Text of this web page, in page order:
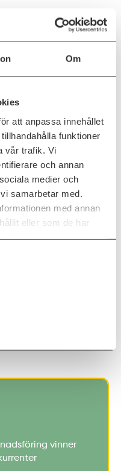
Om
att anpassa innehållet
funktioner
vår trafik. Vi
och annan
medier och
samarbetar med.
med annan
eller som de har
vinner
besökare genom att
få dessa besökare att se
er som
vinner